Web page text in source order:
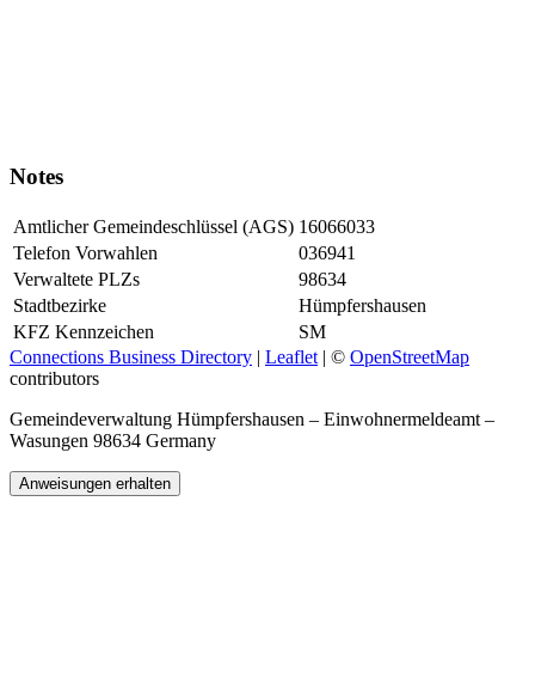
Notes
Amtlicher Gemeindeschlüssel (AGS) 16066033
Telefon Vorwahlen
036941
Verwaltete PLZs
98634
Stadtbezirke
Hümpfershausen
KFZ Kennzeichen
SM
Connections Business Directory | Leaflet | © OpenStreetMap
contributors
Gemeindeverwaltung Hümpfershausen – Einwohnermeldeamt –
Wasungen 98634 Germany
Anweisungen erhalten